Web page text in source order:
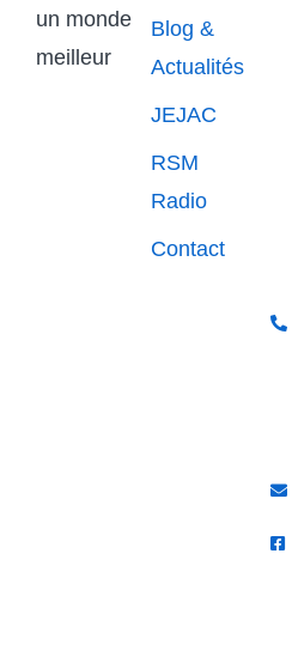
un monde
meilleur
Blog &
Actualités
JEJAC
RSM
Radio
Contact